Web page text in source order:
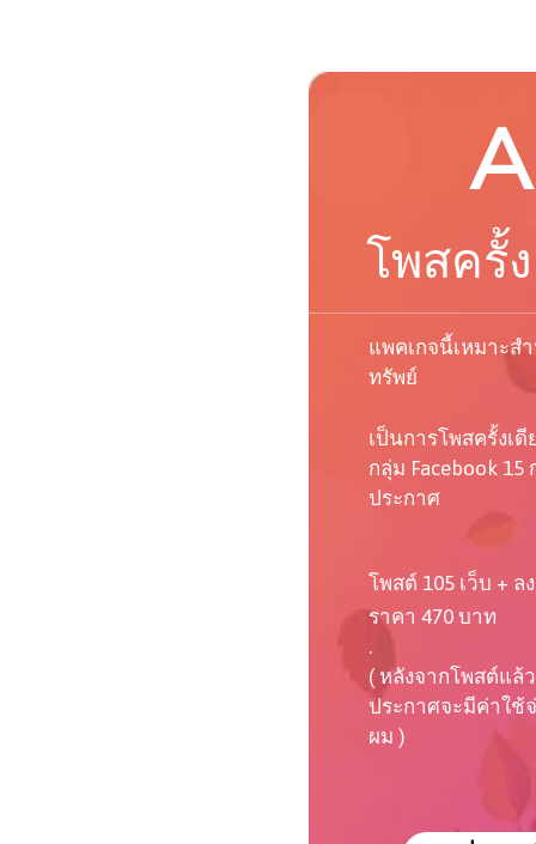
A
โพสครั้
แพคเกจนี้เหมาะส
ทรัพย์
เป็นการโพสครั้งเดี
กลุ่ม Facebook
ประกาศ
โพสต์ 105 เว็บ + ล
ราคา 470 บาท
.
( หลังจากโพสต์แล้
ประกาศจะมีค่าใช้
ผม )